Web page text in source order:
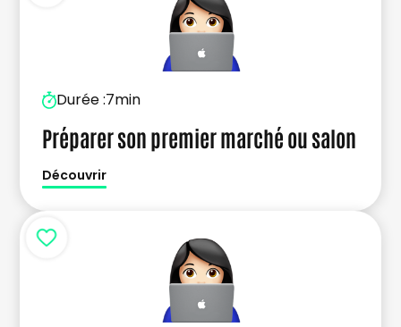
Durée :7min
Préparer son premier marché ou salon
Découvrir